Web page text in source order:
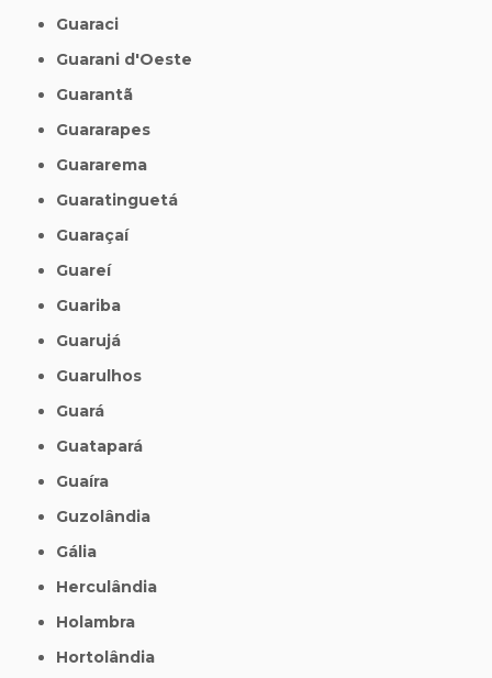
Guaraci
Guarani d'Oeste
Guarantã
Guararapes
Guararema
Guaratinguetá
Guaraçaí
Guareí
Guariba
Guarujá
Guarulhos
Guará
Guatapará
Guaíra
Guzolândia
Gália
Herculândia
Holambra
Hortolândia